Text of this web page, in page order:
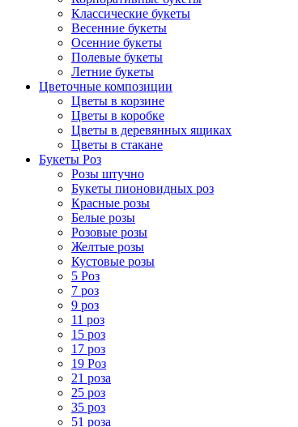
Классические букеты
Весенние букеты
Осенние букеты
Полевые букеты
Летние букеты
Цветочные композиции
Цветы в корзине
Цветы в коробке
Цветы в деревянных ящиках
Цветы в стакане
Букеты Роз
Розы штучно
Букеты пионовидных роз
Красные розы
Белые розы
Розовые розы
Желтые розы
Кустовые розы
5 Роз
7 роз
9 роз
11 роз
15 роз
17 роз
19 Роз
21 роза
25 роз
35 роз
51 роза